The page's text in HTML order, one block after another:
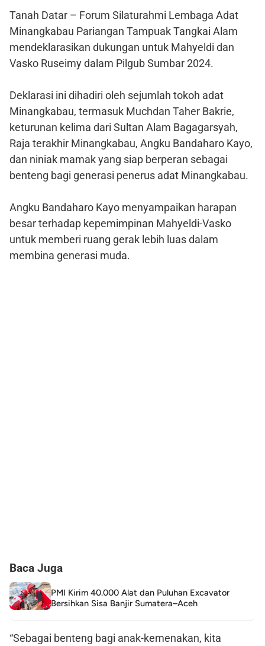
Tanah Datar – Forum Silaturahmi Lembaga Adat
Minangkabau Pariangan Tampuak Tangkai Alam
mendeklarasikan dukungan untuk Mahyeldi dan
Vasko Ruseimy dalam Pilgub Sumbar 2024.
Deklarasi ini dihadiri oleh sejumlah tokoh adat
Minangkabau, termasuk Muchdan Taher Bakrie,
keturunan kelima dari Sultan Alam Bagagarsyah,
Raja terakhir Minangkabau, Angku Bandaharo Kayo,
dan niniak mamak yang siap berperan sebagai
benteng bagi generasi penerus adat Minangkabau.
Angku Bandaharo Kayo menyampaikan harapan
besar terhadap kepemimpinan Mahyeldi-Vasko
untuk memberi ruang gerak lebih luas dalam
membina generasi muda.
Baca Juga
PMI Kirim 40.000 Alat dan Puluhan Excavator
Bersihkan Sisa Banjir Sumatera–Aceh
“Sebagai benteng bagi anak-kemenakan, kita